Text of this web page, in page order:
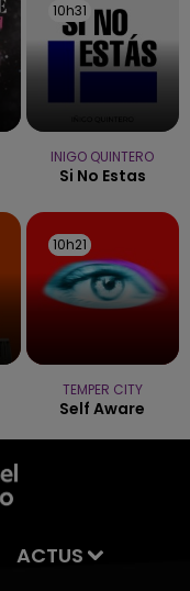
10h31
10h31
INIGO QUINTERO
Si No Estas
10h21
10h21
TEMPER CITY
Self Aware
ACTUS